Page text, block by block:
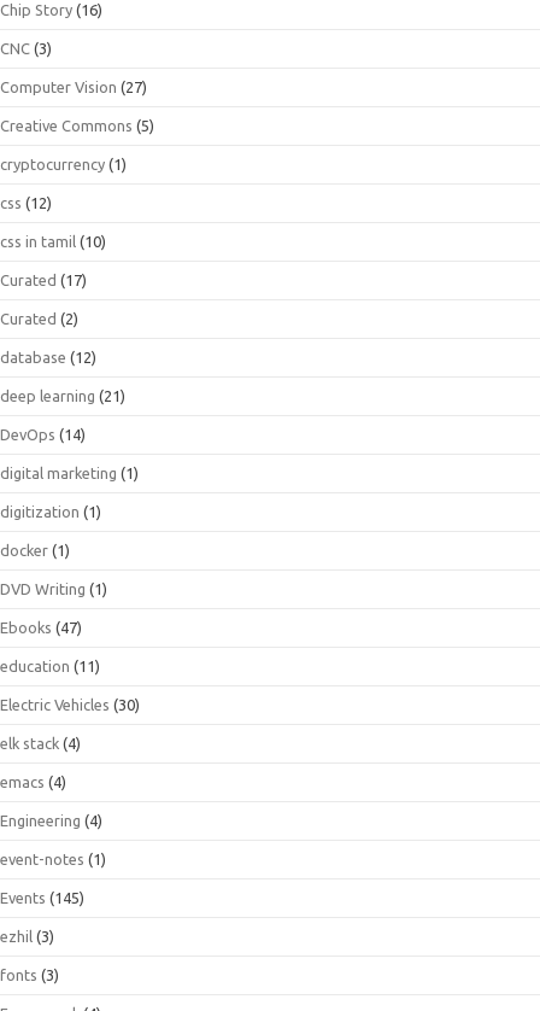
Chip Story (16)
CNC (3)
Computer Vision (27)
Creative Commons (5)
cryptocurrency (1)
css (12)
css in tamil (10)
Curated (17)
Curated (2)
database (12)
deep learning (21)
DevOps (14)
digital marketing (1)
digitization (1)
docker (1)
DVD Writing (1)
Ebooks (47)
education (11)
Electric Vehicles (30)
elk stack (4)
emacs (4)
Engineering (4)
event-notes (1)
Events (145)
ezhil (3)
fonts (3)